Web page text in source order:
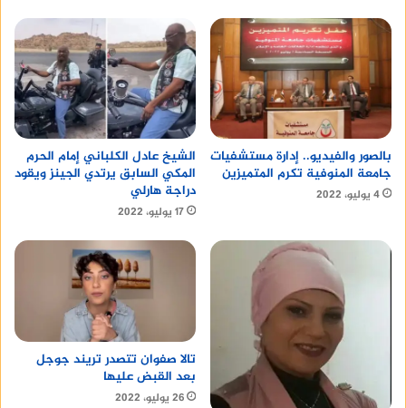
بالصور والفيديو.. إدارة مستشفيات
جامعة المنوفية تكرم المتميزين
4 يوليو، 2022
الشيخ عادل الكلباني إمام الحرم
المكي السابق يرتدي الجينز ويقود
دراجة هارلي
17 يوليو، 2022
تالا صفوان تتصدر تريند جوجل
بعد القبض عليها
26 يوليو، 2022